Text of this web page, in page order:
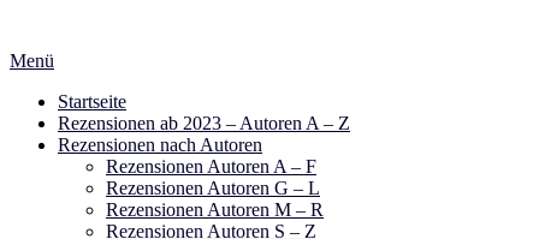
springen
Menü
Startseite
Rezensionen ab 2023 – Autoren A – Z
Rezensionen nach Autoren
Rezensionen Autoren A – F
Rezensionen Autoren G – L
Rezensionen Autoren M – R
Rezensionen Autoren S – Z